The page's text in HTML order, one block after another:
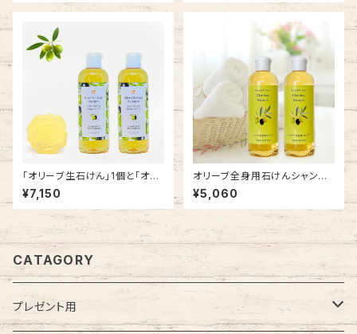
「オリーブ生石けん」1個と「オリ
ーブ石けんシャンプー」2本のセ
ット商品
¥7,150
オリーブ全身用石けんシャンプ
ー2本セット
¥5,060
CATAGORY
プレゼント用